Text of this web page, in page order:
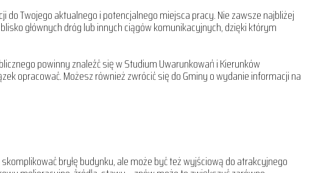
do Twojego aktualnego i potencjalnego miejsca pracy. Nie zawsze najbliżej
głównych dróg lub innych ciągów komunikacyjnych, dzięki którym
powinny znaleźć się w Studium Uwarunkowań i Kierunków
opracować. Możesz również zwrócić się do Gminy o wydanie informacji na
bryłę budynku, ale może być też wyjściową do atrakcyjnego